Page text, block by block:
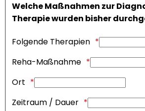
Welche Maßnahmen zur
Therapie wurden bisher
Folgende Therapien
Reha-Maßnahme
Ort
Zeitraum / Dauer